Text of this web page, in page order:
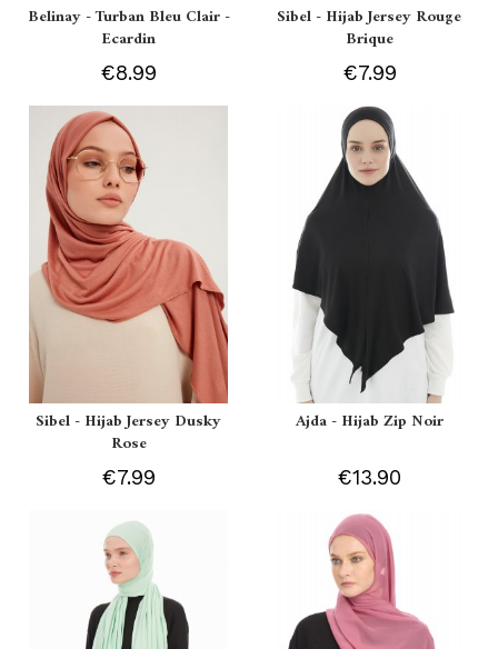
Belinay - Turban Bleu Clair -
Ecardin
€8.99
Sibel - Hijab Jersey Rouge
Brique
€7.99
Sibel - Hijab Jersey Dusky
Rose
€7.99
Ajda - Hijab Zip Noir
€13.90